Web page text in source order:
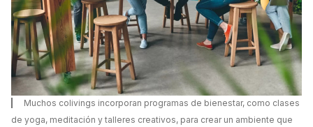
Muchos colivings incorporan programas de bienestar, como clases
de yoga, meditación y talleres creativos, para crear un ambiente que